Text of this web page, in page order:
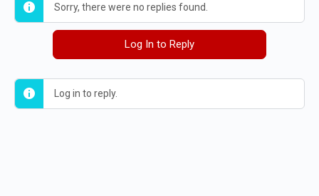
Sorry, there were no replies found.
Log In to Reply
Log in to reply.